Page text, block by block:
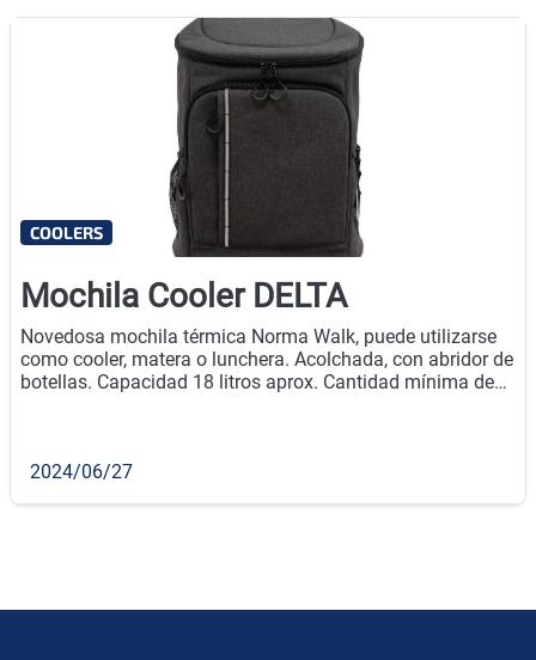
Mochila Cooler DELTA
Novedosa mochila térmica Norma Walk, puede utilizarse
como cooler, matera o lunchera. Acolchada, con abridor de
botellas. Capacidad 18 litros aprox. Cantidad mínima de
COOLERS
2024/06/27